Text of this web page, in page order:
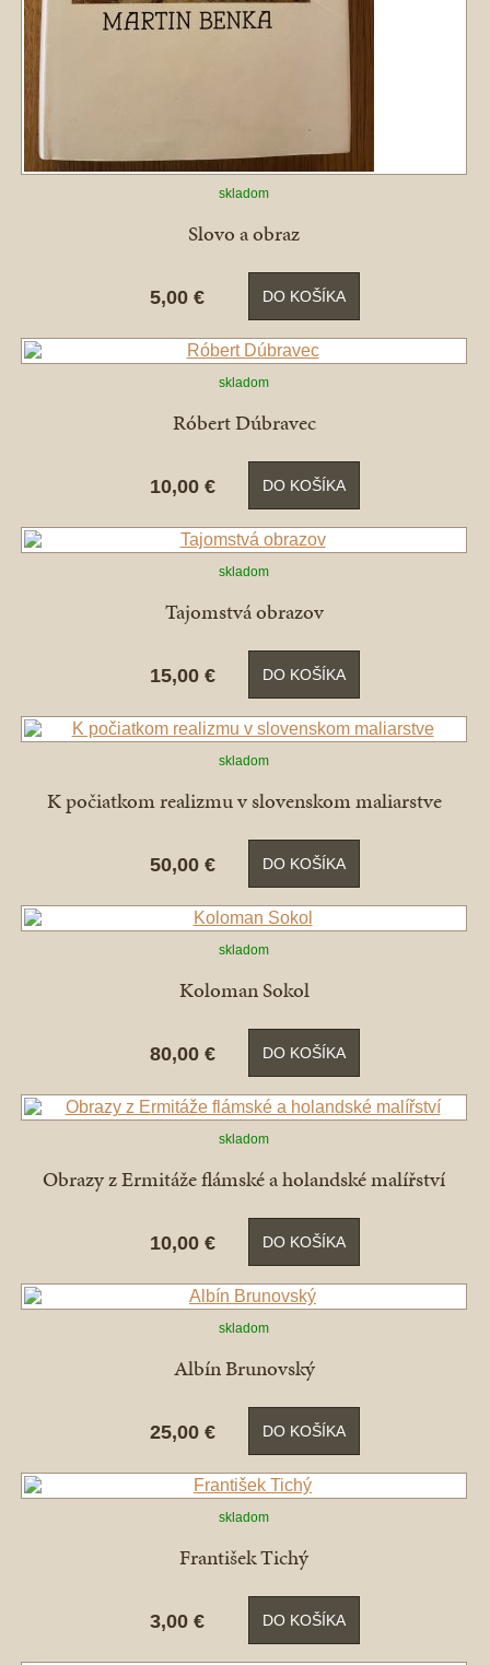
skladom
Slovo a obraz
5,00 € DO KOŠÍKA
skladom
Róbert Dúbravec
10,00 € DO KOŠÍKA
skladom
Tajomstvá obrazov
15,00 € DO KOŠÍKA
skladom
K počiatkom realizmu v slovenskom maliarstve
50,00 € DO KOŠÍKA
skladom
Koloman Sokol
80,00 € DO KOŠÍKA
skladom
Obrazy z Ermitáže flámské a holandské malířství
10,00 € DO KOŠÍKA
skladom
Albín Brunovský
25,00 € DO KOŠÍKA
skladom
František Tichý
3,00 € DO KOŠÍKA